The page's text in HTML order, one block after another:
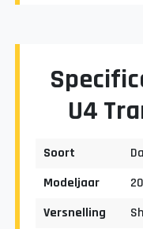
U4
Soort
Modeljaar
Versnelling